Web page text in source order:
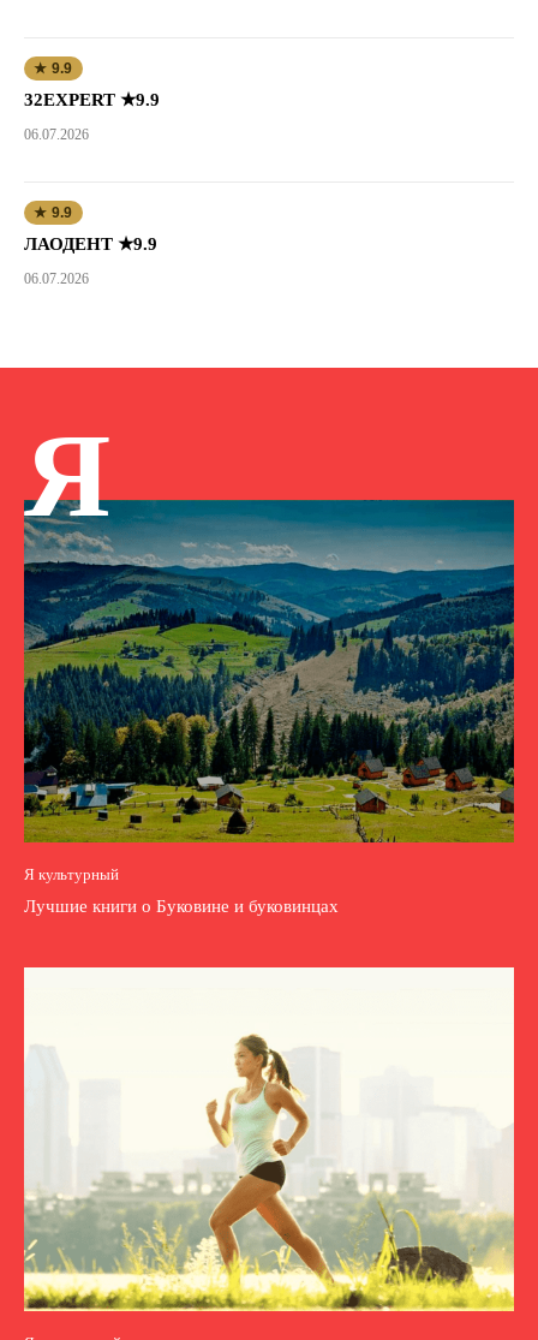
★ 9.9
32EXPERT ★9.9
06.07.2026
★ 9.9
ЛАОДЕНТ ★9.9
06.07.2026
Я
Я культурный
Лучшие книги о Буковине и буковинцах